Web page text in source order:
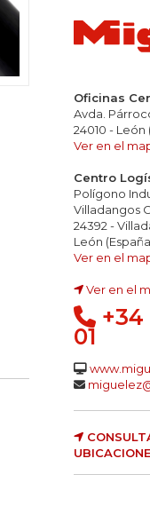
Oficinas
Avda.
24010 - León
Ver en el
Centro
Polígono
Villadangos
24392 -
León
Ver en el
Ver en el
+34
01